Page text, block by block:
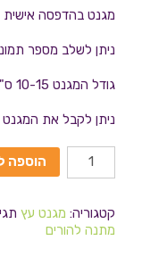
מגנט בהדפסה אישית
ניתן לשלב מספר
גודל המגנט 10-15 ס"מ.
ניתן לקבל את המגנט
הוספה
קטגוריה: מגנט עץ
מתנה להורים